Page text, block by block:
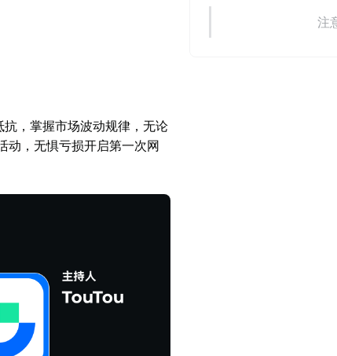
，掌握市场波动规律，无论
动，无惧亏损开启第一次网
注